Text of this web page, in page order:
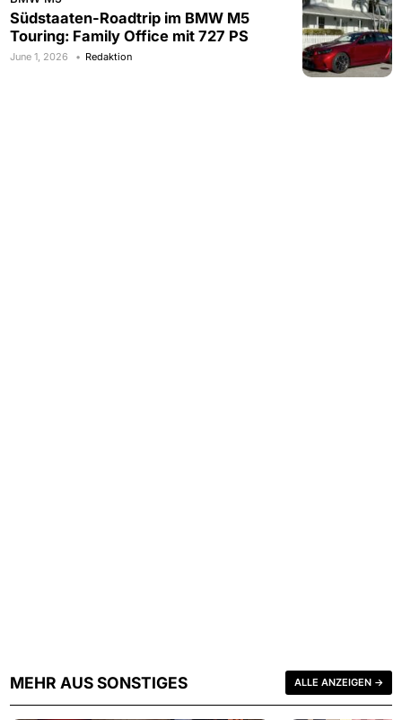
Südstaaten-Roadtrip im BMW M5
Touring: Family Office mit 727 PS
June 1, 2026 Redaktion
MEHR AUS SONSTIGES ALLE ANZEIGEN →